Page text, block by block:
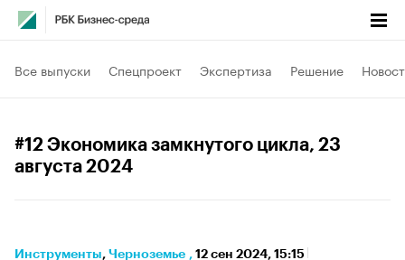
Все выпуски Спецпроект Экспертиза Решение
#12 Экономика замкнутого цикла, 23
августа 2024
Инструменты⁠, Черноземье , 12 сен 2024, 15:15